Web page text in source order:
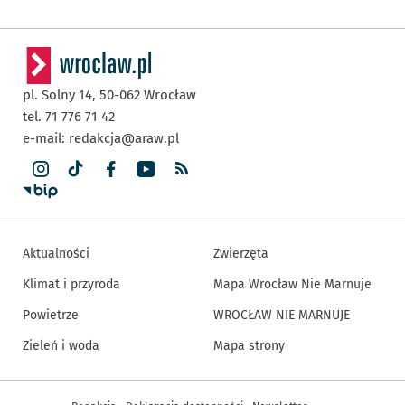
pl. Solny 14, 50-062 Wrocław
tel. 71 776 71 42
e-mail: redakcja@araw.pl
Aktualności
Klimat i przyroda
Powietrze
Zieleń i woda
Zwierzęta
Mapa Wrocław Nie Marnuje
WROCŁAW NIE MARNUJE
Mapa strony
Inne informacje